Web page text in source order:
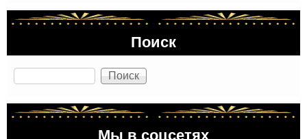
Поиск
Поиск
Мы в соцсетях